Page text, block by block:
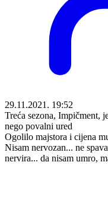
29.11.2021. 19:52
Treća sezona, Impičment,
nego povalni ured
Ogolilo majstora i cijena
Nisam nervozan... ne
nervira... da nisam umro,